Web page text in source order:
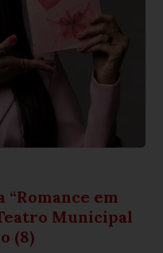
em
Municipal
(8)